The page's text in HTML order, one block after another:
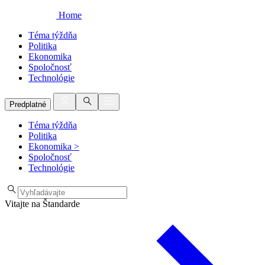
Home
Téma týždňa
Politika
Ekonomika
Spoločnosť
Technológie
Predplatné
Téma týždňa
Politika
Ekonomika >
Spoločnosť
Technológie
Vitajte na Štandarde